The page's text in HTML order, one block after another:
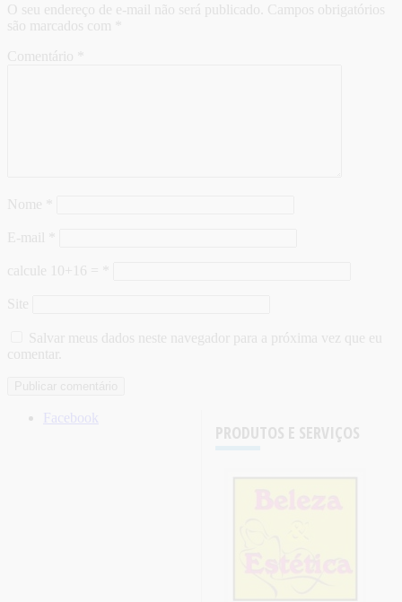
O seu endereço de e-mail não será publicado. Campos obrigatórios
são marcados com
Comentário
Nome
E-mail
calcule 10+16 =
Site
Salvar meus dados neste navegador para a próxima vez que eu
comentar.
PRODUTOS E SERVIÇOS
Facebook